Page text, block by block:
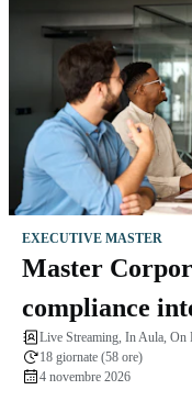
EXECUTIVE MASTER
Master
compliance
rischi
Live Streaming, In Aula, On
18 giornate (58 ore)
4 novembre 2026